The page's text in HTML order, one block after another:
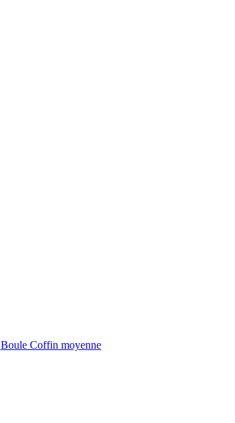
Boule Coffin moyenne